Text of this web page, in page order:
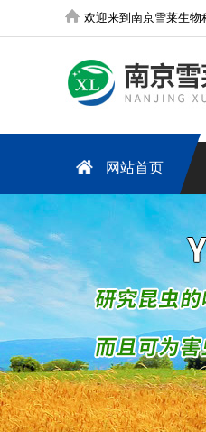
欢迎来到南京雪莱生物科技有限公司-昆
网站首页